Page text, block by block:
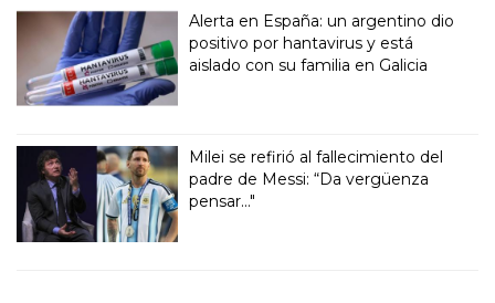
Alerta en España: un argentino dio
positivo por hantavirus y está
aislado con su familia en Galicia
Milei se refirió al fallecimiento del
padre de Messi: “Da vergüenza
pensar..."